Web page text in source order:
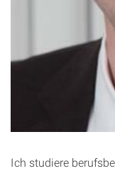
Ich studiere